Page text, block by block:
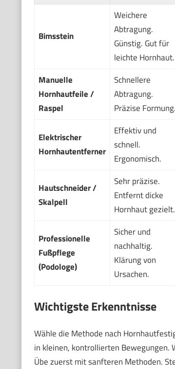
Bimsstein
Weichere
Abtragung.
Günstig. Gut für
leichte Hornhaut.
Manuelle
Hornhautfeile /
Raspel
Schnellere
Abtragung.
Präzise Formung.
Elektrischer
Hornhautentferner
Effektiv und
schnell.
Ergonomisch.
Hautschneider /
Skalpell
Sehr präzise.
Entfernt dicke
Hornhaut gezielt.
Professionelle
Fußpflege
(Podologe)
Sicher und
nachhaltig.
Klärung von
Ursachen.
Wichtigste Erkenntnisse
Wähle die Methode nach
in kleinen, kontrollierten Bewegungen.
Übe zuerst mit sanfteren Methoden.